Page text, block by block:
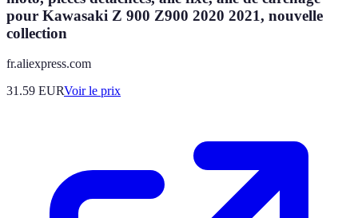
pour Kawasaki Z 900 Z900 2020 2021, nouvelle
collection
fr.aliexpress.com
31.59 EURVoir le prix